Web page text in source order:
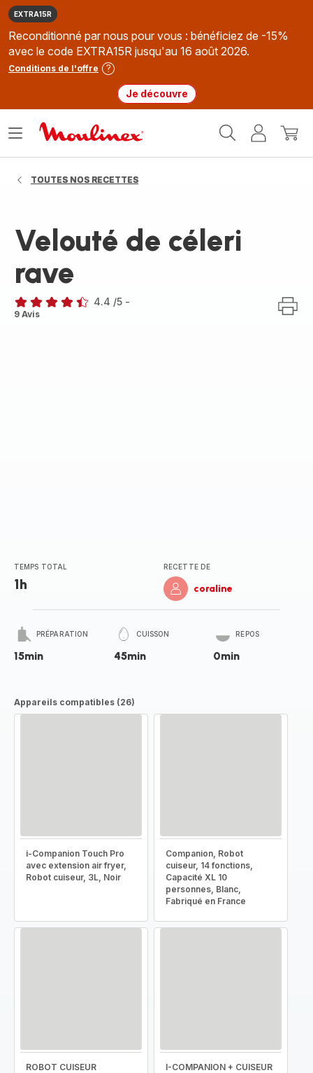
EXTRA15R
Reconditionné par nous pour vous : bénéficiez de -15%
avec le code EXTRA15R jusqu'au 16 août 2026.
Conditions de l'offre
Je découvre
MonMon
Ouvrir
TOUTES NOS RECETTES
Velouté de céleri
rave
ratings.4.4
4.4 /5 -
9 Avis
TEMPS TOTAL
1h
RECETTE DE
coraline
PRÉPARATION
15min
CUISSON
45min
REPOS
0min
Appareils compatibles (26)
i-Companion Touch Pro
avec extension air fryer,
Robot cuiseur, 3L, Noir
Companion, Robot
cuiseur, 14 fonctions,
Capacité XL 10
personnes, Blanc,
Fabriqué en France
ROBOT CUISEUR
I-COMPANION + CUISEUR